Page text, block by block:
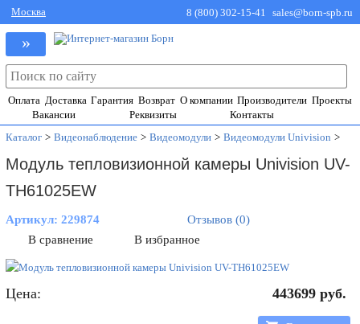
Москва 8 (800) 302-15-41 sales@born-spb.ru
»
Оплата Доставка Гарантия Возврат О компании Производители Проекты
Вакансии
Реквизиты
Контакты
Каталог > Видеонаблюдение > Видеомодули > Видеомодули Univision >
Модуль тепловизионной камеры Univision UV-
TH61025EW
Артикул:229874
Отзывов (0)
В сравнение
В избранное
Цена: 443699 руб.